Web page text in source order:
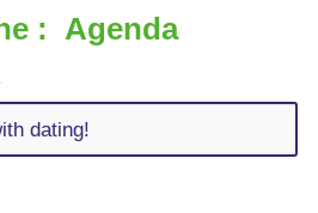
: Agenda